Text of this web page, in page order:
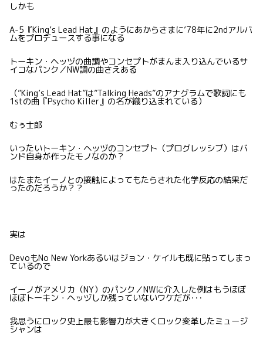
しかも
A-5『King’s Lead Hat』のようにあからさまに’78年に2ndアルバ
ムをプロデュースする事になる
トーキン・ヘッヅの曲調やコンセプトがまんま入り込んでいるサ
イコなパンク／NW調の曲さえある
（”King’s Lead Hat”は”Talking Heads”のアナグラムで歌詞にも
1stの曲『Psycho Killer』の名が織り込まれている）
むぅ士郎
いったいトーキン・ヘッヅのコンセプト（プログレッシブ）はバ
ンド自身が作ったモノなのか？
はたまたイーノとの接触によってもたらされた化学反応の結果だ
ったのだろうか？？
実は
DevoもNo New Yorkあるいはジョン・ケイルも既に貼ってしまっ
ているので
イーノがアメリカ（NY）のパンク／NWに介入した例はもうほぼ
ほぼトーキン・ヘッヅしか残っていないワケだが･･･
我思うにロック史上最も影響力が大きくロック変革したミュージ
シャンは